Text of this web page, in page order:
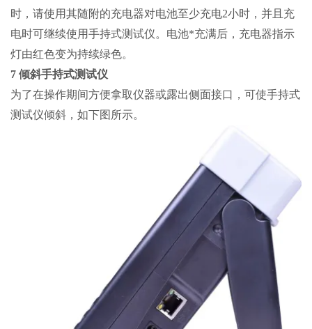
时，请使用其随附的充电器对电池至少充电2小时，并且充
电时可继续使用手持式测试仪。电池*充满后，充电器指示
灯由红色变为持续绿色。
7 倾斜手持式测试仪
为了在操作期间方便拿取仪器或露出侧面接口，可使手持式
测试仪倾斜，如下图所示。